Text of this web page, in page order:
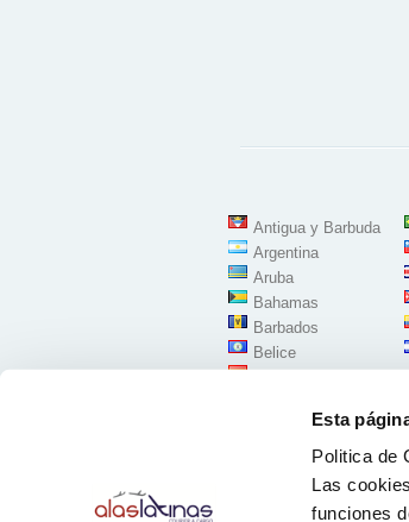
Esta
Politica de
Las
funciones
Antigua y Barbuda
Argentina
Aruba
Bahamas
Barbados
Belice